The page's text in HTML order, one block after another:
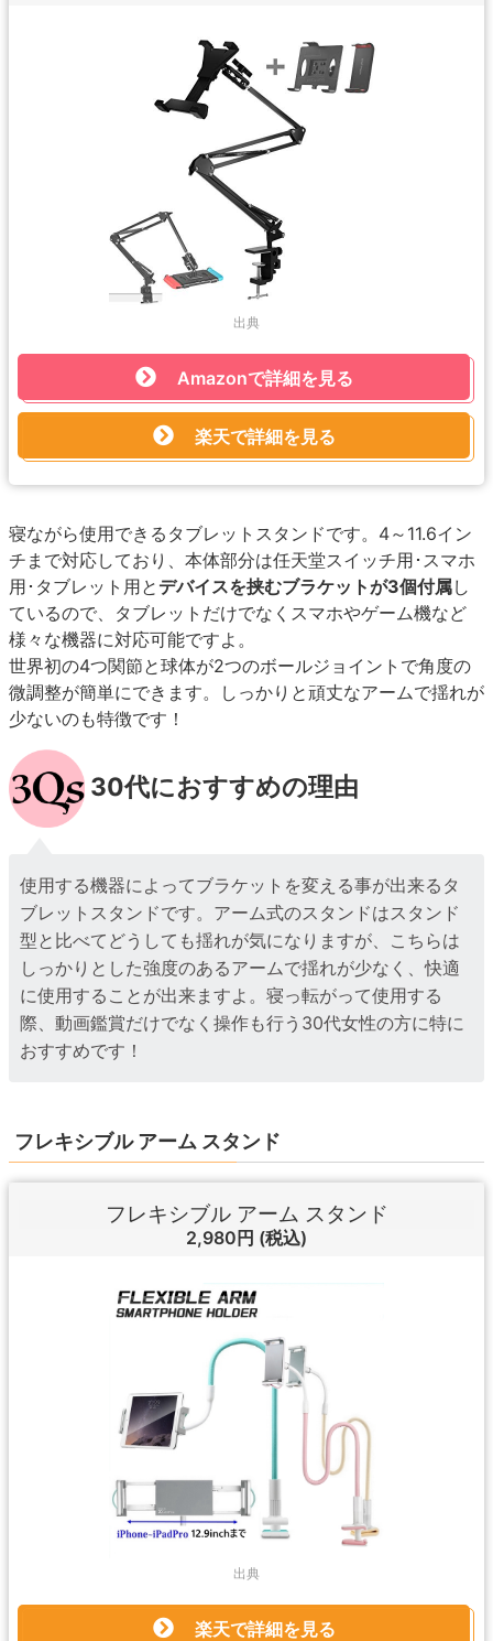
出典
Amazonで詳細を見る
楽天で詳細を見る
寝ながら使用できるタブレットスタンドです。4～11.6イン
チまで対応しており、本体部分は任天堂スイッチ用･スマホ
用･タブレット用と デバイスを挟むブラケットが3個付属し
ているので、タブレットだけでなくスマホやゲーム機など
様々な機器に対応可能ですよ。
世界初の4つ関節と球体が2つのボールジョイントで角度の
微調整が簡単にできます。しっかりと頑丈なアームで揺れが
少ないのも特徴です！
30代におすすめの理由
使用する機器によってブラケットを変える事が出来るタ
ブレットスタンドです。アーム式のスタンドはスタンド
型と比べてどうしても揺れが気になりますが、こちらは
しっかりとした強度のあるアームで揺れが少なく、快適
に使用することが出来ますよ。寝っ転がって使用する
際、動画鑑賞だけでなく操作も行う30代女性の方に特に
おすすめです！
フレキシブル アーム スタンド
フレキシブル アーム スタンド
2,980円 (税込)
出典
楽天で詳細を見る